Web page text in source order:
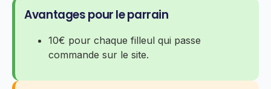
Avantages pour le parrain
10€ pour chaque filleul qui passe
commande sur le site.